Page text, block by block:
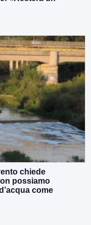
chiede
possiamo
come